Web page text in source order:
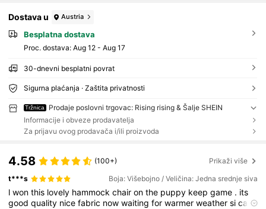
Dostava u Austria
Besplatna dostava
Proc. dostava: Aug 12 - Aug 17
30-dnevni besplatni povrat
Sigurna plaćanja · Zaštita privatnosti
Tržnica
Prodaje poslovni trgovac: Rising rising & Šalje SHEIN
Informacije i obveze prodavatelja
Za prijavu ovog prodavača i/ili proizvoda
4.58 (100+) Prikaži više
t***s Boja: Višebojno / Veličina: Jedna srednje siva
lwonthis lovely hammockchaironthe puppy keepgame . its
goodquality nicefabric nowwaitingforwarmerweathersican